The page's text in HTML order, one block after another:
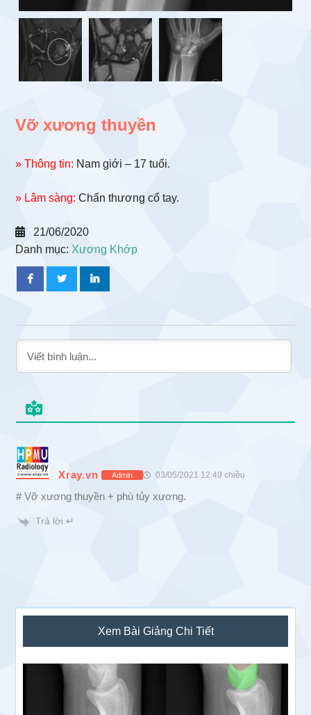
Vỡ xương thuyền
» Thông tin: Nam giới – 17 tuổi.
» Lâm sàng: Chấn thương cổ tay.
21/06/2020
Danh mục:Xương Khớp
Xray.vn Admin 03/05/2021 12:49 chiều
# Vỡ xương thuyền + phù tủy xương.
Trả lời ↵
Sidebar
chính
Xem Bài Giảng Chi Tiết